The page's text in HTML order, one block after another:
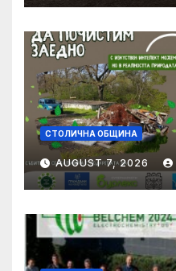
СТОЛИЧНА ОБЩИНА
AUGUST 7, 2026